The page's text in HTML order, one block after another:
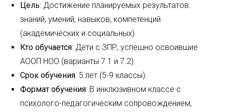
Цель: Достижение планируемых результатов:
знаний, умений, навыков, компетенций
(академических и социальных).
Кто обучается: Дети с ЗПР, успешно освоившие
АООП НОО (варианты 7.1 и 7.2).
Срок обучения: 5 лет (5-9 классы).
Формат обучения: В инклюзивном классе с
психолого-педагогическим сопровождением,